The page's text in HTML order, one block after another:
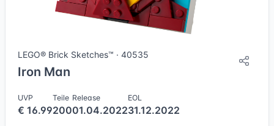
LEGO® Brick Sketches™ · 40535
Iron Man
UVP
€ 16.99
Teile
200
Release
01.04.2022
EOL
31.12.2022